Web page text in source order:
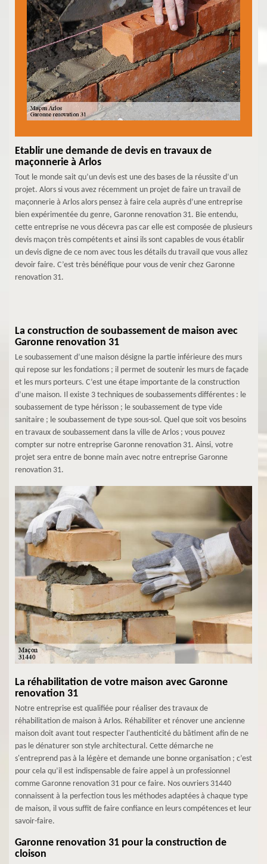
Etablir une demande de devis en travaux de
maçonnerie à Arlos
Tout le monde sait qu’un devis est une des bases de la réussite d’un
projet. Alors si vous avez récemment un projet de faire un travail de
maçonnerie à Arlos alors pensez à faire cela auprès d’une entreprise
bien expérimentée du genre, Garonne renovation 31. Bie entendu,
cette entreprise ne vous décevra pas car elle est composée de plusieurs
devis maçon très compétents et ainsi ils sont capables de vous établir
un devis digne de ce nom avec tous les détails du travail que vous allez
devoir faire. C’est très bénéfique pour vous de venir chez Garonne
renovation 31.
La construction de soubassement de maison avec
Garonne renovation 31
Le soubassement d’une maison désigne la partie inférieure des murs
qui repose sur les fondations ; il permet de soutenir les murs de façade
et les murs porteurs. C’est une étape importante de la construction
d’une maison. Il existe 3 techniques de soubassements différentes : le
soubassement de type hérisson ; le soubassement de type vide
sanitaire ; le soubassement de type sous-sol. Quel que soit vos besoins
en travaux de soubassement dans la ville de Arlos ; vous pouvez
compter sur notre entreprise Garonne renovation 31. Ainsi, votre
projet sera entre de bonne main avec notre entreprise Garonne
renovation 31.
La réhabilitation de votre maison avec Garonne
renovation 31
Notre entreprise est qualifiée pour réaliser des travaux de
réhabilitation de maison à Arlos. Réhabiliter et rénover une ancienne
maison doit avant tout respecter l'authenticité du bâtiment afin de ne
pas le dénaturer son style architectural. Cette démarche ne
s'entreprend pas à la légère et demande une bonne organisation ; c’est
pour cela qu’il est indispensable de faire appel à un professionnel
comme Garonne renovation 31 pour ce faire. Nos ouvriers 31440
connaissent à la perfection tous les méthodes adaptées à chaque type
de maison, il vous suffit de faire confiance en leurs compétences et leur
savoir-faire.
Garonne renovation 31 pour la construction de
cloison